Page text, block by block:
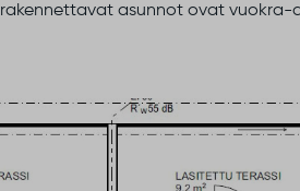
asunnot ovat vuokra-